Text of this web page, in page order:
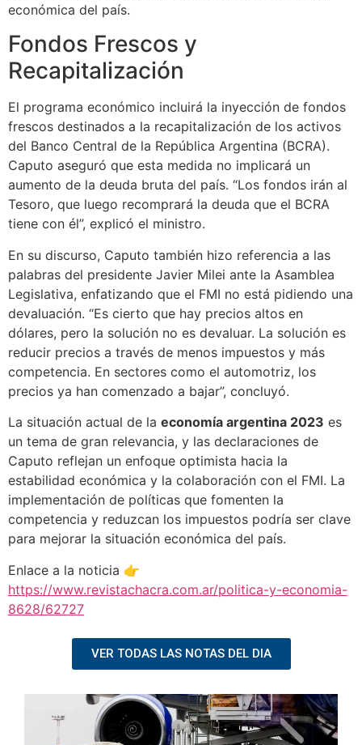
económica del país.
Fondos Frescos y
Recapitalización
El programa económico incluirá la inyección de fondos
frescos destinados a la recapitalización de los activos
del Banco Central de la República Argentina (BCRA).
Caputo aseguró que esta medida no implicará un
aumento de la deuda bruta del país. “Los fondos irán al
Tesoro, que luego recomprará la deuda que el BCRA
tiene con él”, explicó el ministro.
En su discurso, Caputo también hizo referencia a las
palabras del presidente Javier Milei ante la Asamblea
Legislativa, enfatizando que el FMI no está pidiendo una
devaluación. “Es cierto que hay precios altos en
dólares, pero la solución no es devaluar. La solución es
reducir precios a través de menos impuestos y más
competencia. En sectores como el automotriz, los
precios ya han comenzado a bajar”, concluyó.
La situación actual de la economía argentina 2023 es
un tema de gran relevancia, y las declaraciones de
Caputo reflejan un enfoque optimista hacia la
estabilidad económica y la colaboración con el FMI. La
implementación de políticas que fomenten la
competencia y reduzcan los impuestos podría ser clave
para mejorar la situación económica del país.
Enlace a la noticia 👉
https://www.revistachacra.com.ar/politica-y-economia-
8628/62727
VER TODAS LAS NOTAS DEL DIA